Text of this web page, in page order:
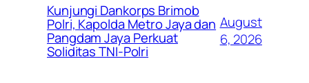
Kunjungi Dankorps Brimob
Polri, Kapolda Metro Jaya dan
Pangdam Jaya Perkuat
Soliditas TNI-Polri
August
6, 2026